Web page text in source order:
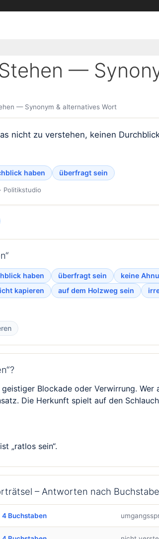
—
— Synonym & alternatives Wort
nicht zu verstehen, keinen
haben überfragt sein
Politikstudio
haben überfragt sein keine
kapieren auf dem Holzweg sein
Blockade oder Verwirrung.
Die Herkunft spielt auf den
„ratlos sein“.
– Antworten nach
4 Buchstaben